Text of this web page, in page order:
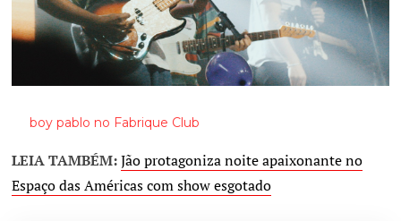
boy pablo no Fabrique Club
LEIA TAMBÉM:Jão protagoniza noite apaixonante no
Espaço das Américas com show esgotado